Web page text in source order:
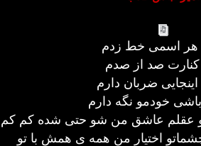
هر اسمی خط زدم
صد از صدم
ضربان دارم
خودمو نگه دارم
عقلم عاشق من شو حتی شده کم کم
اختیار من همه ی همش با تو